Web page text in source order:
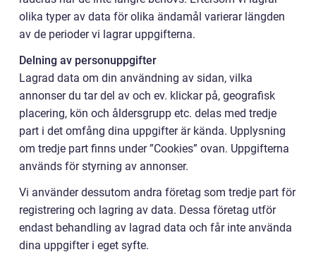
olika typer av data för olika ändamål varierar längden
av de perioder vi lagrar uppgifterna.
Delning av personuppgifter
Lagrad data om din användning av sidan, vilka
annonser du tar del av och ev. klickar på, geografisk
placering, kön och åldersgrupp etc. delas med tredje
part i det omfång dina uppgifter är kända. Upplysning
om tredje part finns under ”Cookies” ovan. Uppgifterna
används för styrning av annonser.
Vi använder dessutom andra företag som tredje part för
registrering och lagring av data. Dessa företag utför
endast behandling av lagrad data och får inte använda
dina uppgifter i eget syfte.